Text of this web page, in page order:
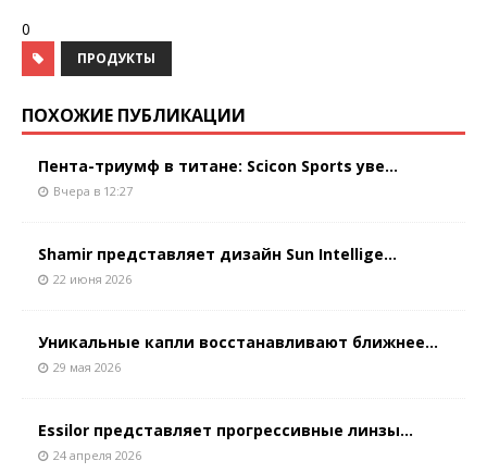
0
ПРОДУКТЫ
ПОХОЖИЕ ПУБЛИКАЦИИ
Пента-триумф в титане: Scicon Sports уве...
Вчера в 12:27
Shamir представляет дизайн Sun Intellige...
22 июня 2026
Уникальные капли восстанавливают ближнее...
29 мая 2026
Essilor представляет прогрессивные линзы...
24 апреля 2026